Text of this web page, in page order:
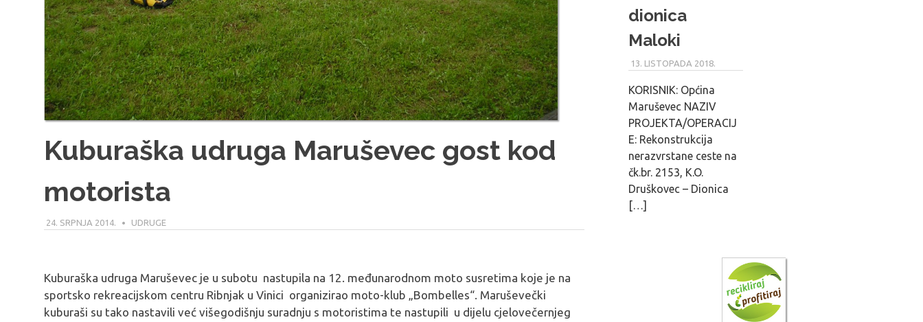
Kuburaška udruga Maruševec gost kod
motorista
24. SRPNJA 2014. MODERATOR
UDRUGE
Kuburaška udruga Maruševec je u subotu nastupila na 12. međunarodnom moto susretima koje je na
sportsko rekreacijskom centru Ribnjak u Vinici organizirao moto-klub „Bombelles“. Maruševečki
kuburaši su tako nastavili već višegodišnju suradnju s motoristima te nastupili u dijelu cjelovečernjeg
dionica
Maloki
13. LISTOPADA 2018.
KORISNIK: Općina
Maruševec NAZIV
PROJEKTA/OPERACIJ
E: Rekonstrukcija
nerazvrstane ceste na
čk.br. 2153, K.O.
Druškovec – Dionica
[…]